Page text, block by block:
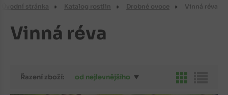
Úvodní stránka Katalog rostlin Drobné ovoce Vinná réva
Vinná réva
Řazení zboží: od nejlevnějšího